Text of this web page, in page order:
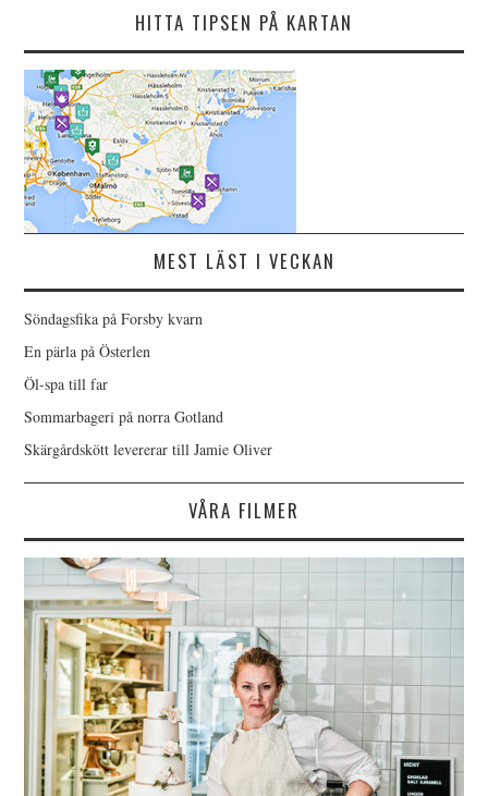
HITTA TIPSEN PÅ KARTAN
MEST LÄST I VECKAN
Söndagsfika på Forsby kvarn
En pärla på Österlen
Öl-spa till far
Sommarbageri på norra Gotland
Skärgårdskött levererar till Jamie Oliver
VÅRA FILMER